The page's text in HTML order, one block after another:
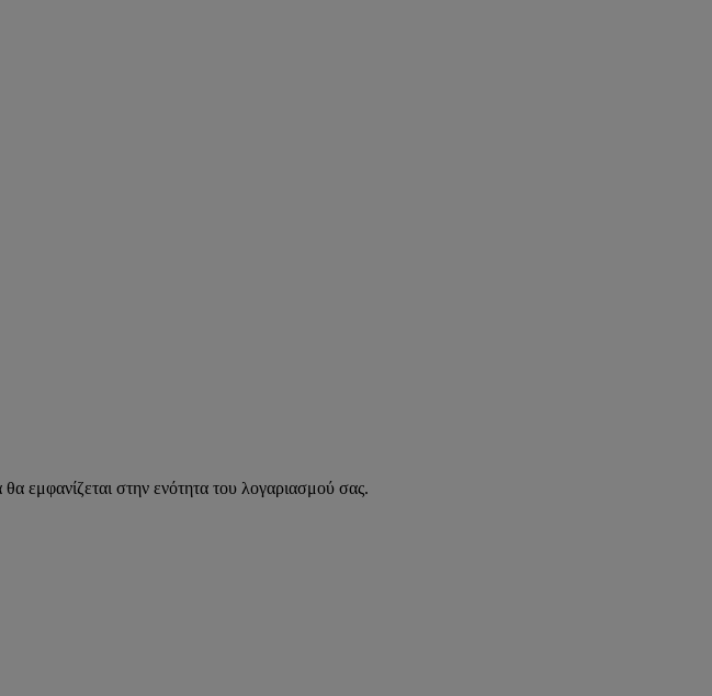
εμφανίζεται στην ενότητα του λογαριασμού σας.